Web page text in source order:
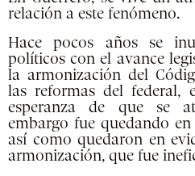
relación a este fenómeno.
Hace pocos años se
políticos con el avance
la armonización del
las reformas del federal,
esperanza de que se
embargo fue quedando
así como quedaron en
armonización, que fue